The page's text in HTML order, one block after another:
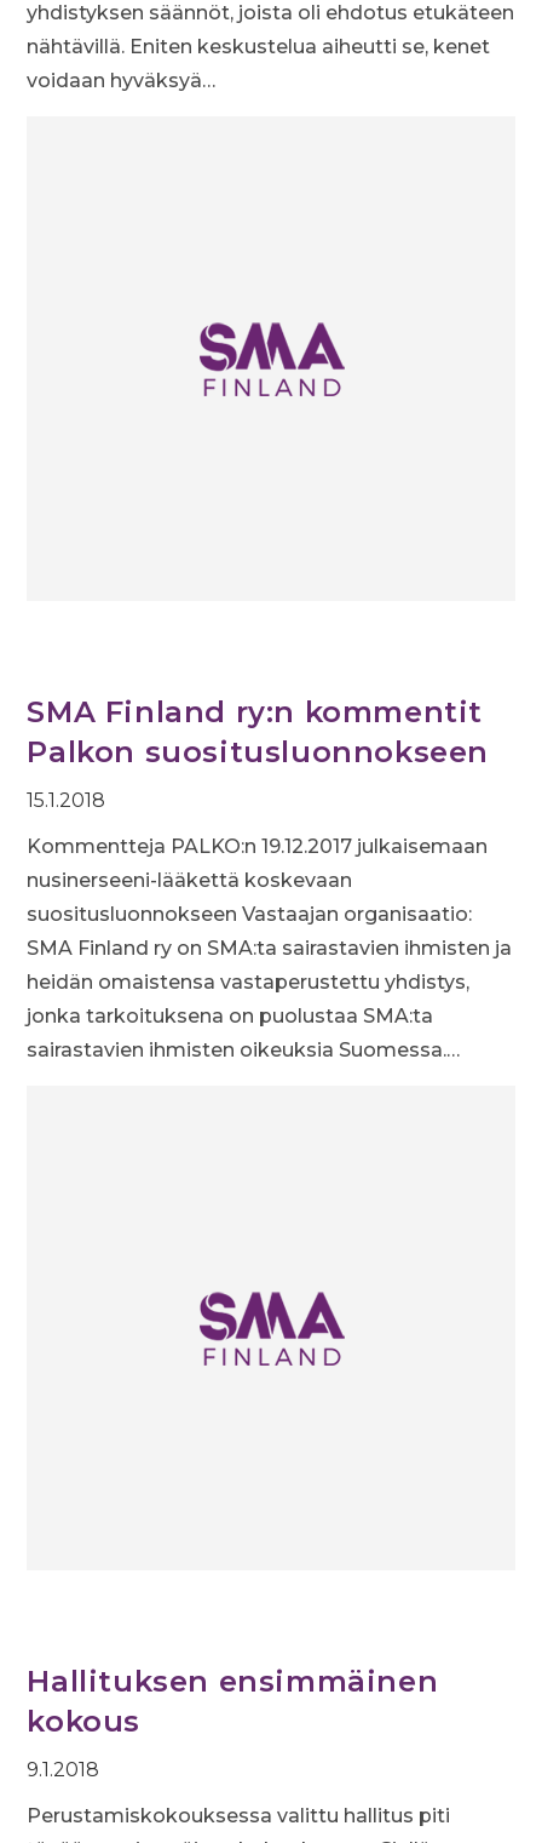
yhdistyksen säännöt, joista oli ehdotus etukäteen
nähtävillä. Eniten keskustelua aiheutti se, kenet
voidaan hyväksyä…
SMA Finland ry:n kommentit
Palkon suositusluonnokseen
15.1.2018
Kommentteja PALKO:n 19.12.2017 julkaisemaan
nusinerseeni-lääkettä koskevaan
suositusluonnokseen Vastaajan organisaatio:
SMA Finland ry on SMA:ta sairastavien ihmisten ja
heidän omaistensa vastaperustettu yhdistys,
jonka tarkoituksena on puolustaa SMA:ta
sairastavien ihmisten oikeuksia Suomessa.…
Hallituksen ensimmäinen
kokous
9.1.2018
Perustamiskokouksessa valittu hallitus piti